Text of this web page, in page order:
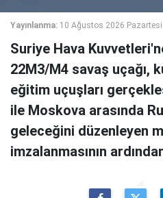
Yayınlanma: 10 Ağustos 2026
Suriye Hava
22M3/M4 savaş uçağı,
eğitim uçuşları
ile Moskova arasında
geleceğini düzenleyen
imzalanmasının